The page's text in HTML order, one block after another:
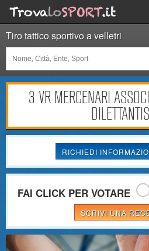
Tiro tattico sportivo a velletri
3 VR MERCENARI
RICHIEDI
FAI CLICK PER VOTARE
SCRIVI UNA